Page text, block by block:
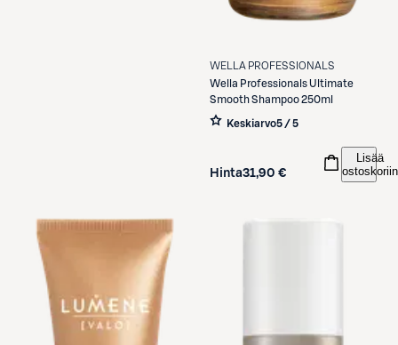
WELLA PROFESSIONALS
Wella ProfessionalsUltimate
Smooth Shampoo 250ml
Keskiarvo5 / 5
Hinta31,90 €
Lisää
ostoskoriin